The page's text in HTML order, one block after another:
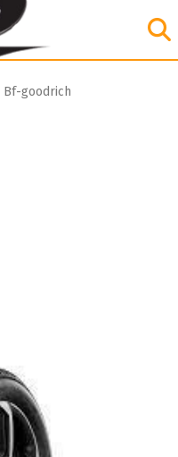
Bf-goodrich